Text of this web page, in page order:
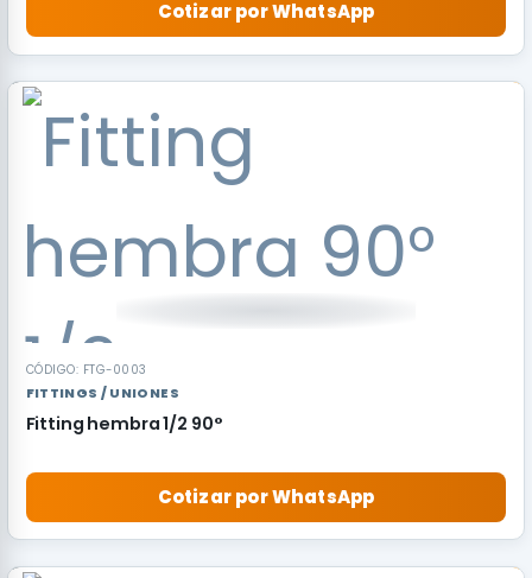
Cotizar por WhatsApp
CÓDIGO: FTG-0003
FITTINGS / UNIONES
Fitting hembra 1/2 90°
Cotizar por WhatsApp